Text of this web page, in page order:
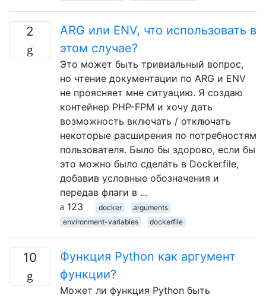
2
ARG или ENV, что использовать в
этом случае?
Это может быть тривиальный вопрос,
но чтение документации по ARG и ENV
не проясняет мне ситуацию. Я создаю
контейнер PHP-FPM и хочу дать
возможность включать / отключать
некоторые расширения по потребностям
пользователя. Было бы здорово, если бы
это можно было сделать в Dockerfile,
добавив условные обозначения и
передав флаги в …
123
docker
arguments
environment-variables
dockerfile
10
Функция Python как аргумент
функции?
Может ли функция Python быть